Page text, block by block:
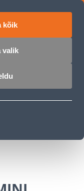
kõik
valik